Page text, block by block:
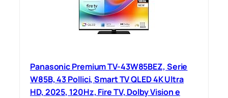
Panasonic Premium TV-43W85BEZ, Serie
W85B, 43 Pollici, Smart TV QLED 4K Ultra
HD, 2025, 120Hz, Fire TV, Dolby Vision e